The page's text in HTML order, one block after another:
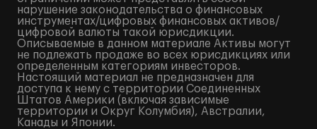
нарушение законодательства о финансовых
инструментах/цифровых финансовых активов/
цифровой валюты такой юрисдикции.
Описываемые в данном материале Активы могут
не подлежать продаже во всех юрисдикциях или
определенным категориям инвесторов.
Настоящий материал не предназначен для
доступа к нему с территории Соединенных
Штатов Америки (включая зависимые
территории и Округ Колумбия), Австралии,
Канады и Японии.